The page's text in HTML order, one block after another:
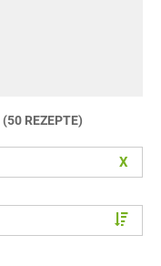
(50 REZEPTE)
X